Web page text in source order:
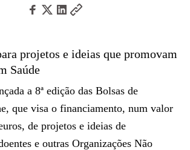
projetos e ideias que promovam
Saúde
a 8ª edição das Bolsas de
que visa o financiamento, num valor
de projetos e ideias de
e outras Organizações Não